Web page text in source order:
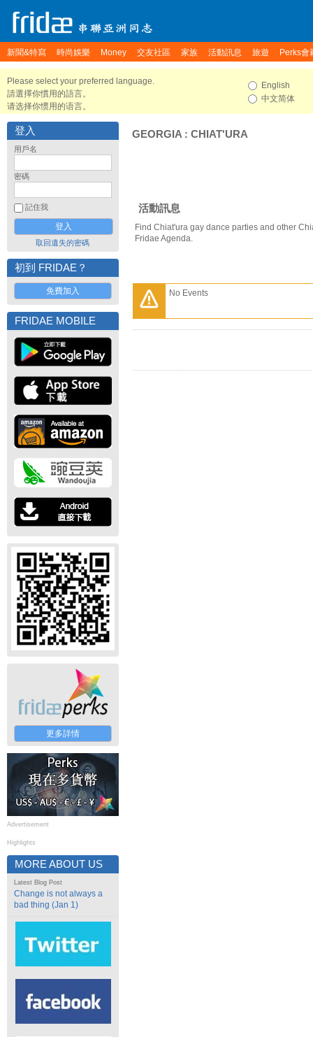
新聞&特寫 時尚娛樂 Money 交友社區 家族 活動訊息 旅遊 Perks會
Please select your preferred language.
請選擇你慣用的語言。
请选择你惯用的语言。
English
中文简体
登入
用戶名
密碼
記住我
取回遺失的密碼
初到 FRIDAE？
免費加入
FRIDAE MOBILE
更多詳情
Advertisement
Highlights
MORE ABOUT US
Latest Blog Post
Change is not always a
bad thing (Jan 1)
GEORGIA : CHIAT'URA
活動訊息
Find Chiat'ura gay dance parties and other
Fridae Agenda.
No Events